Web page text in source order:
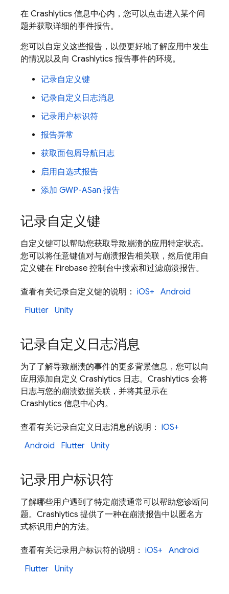
在 Crashlytics 信息中心内，您可以点击进入某个问
题并获取详细的事件报告。
您可以自定义这些报告，以便更好地了解应用中发生
的情况以及向 Crashlytics 报告事件的环境。
记录自定义键
记录自定义日志消息
记录用户标识符
报告异常
获取面包屑导航日志
启用自选式报告
添加 GWP-ASan 报告
记录自定义键
自定义键可以帮助您获取导致崩溃的应用特定状态。
您可以将任意键值对与崩溃报告相关联，然后使用自
定义键在 Firebase 控制台中搜索和过滤崩溃报告。
查看有关记录自定义键的说明： iOS+
Android
Flutter Unity
记录自定义日志消息
为了了解导致崩溃的事件的更多背景信息，您可以向
应用添加自定义 Crashlytics 日志。 Crashlytics 会将
日志与您的崩溃数据关联，并将其显示在
Crashlytics 信息中心内。
查看有关记录自定义日志消息的说明： iOS+
Android
Flutter Unity
记录用户标识符
了解哪些用户遇到了特定崩溃通常可以帮助您诊断问
题。 Crashlytics 提供了一种在崩溃报告中以匿名方
式标识用户的方法。
查看有关记录用户标识符的说明： iOS+
Android
Flutter Unity